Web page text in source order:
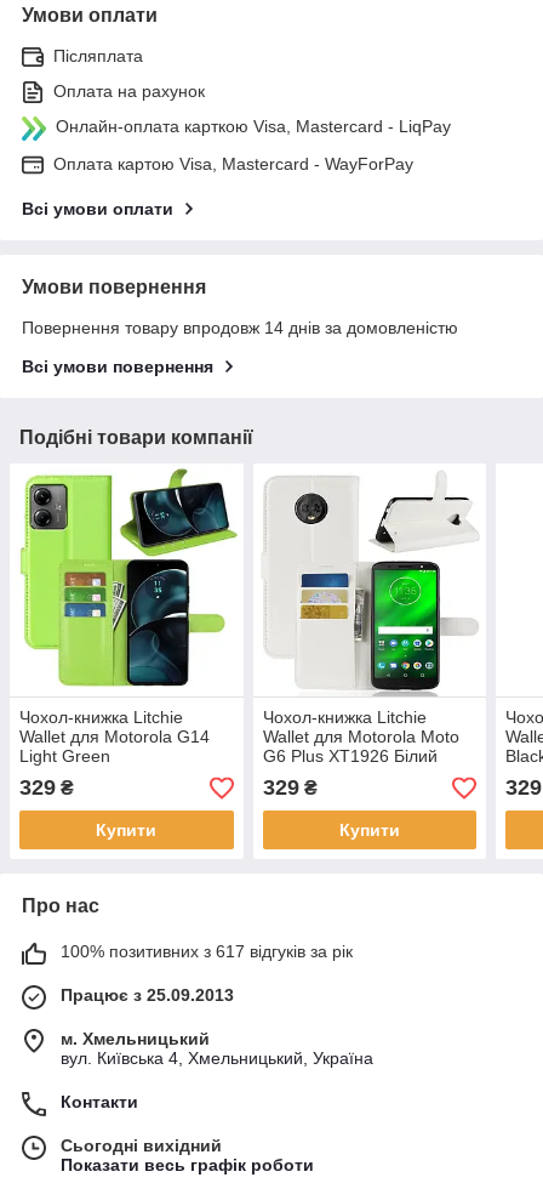
Умови оплати
Післяплата
Оплата на рахунок
Онлайн-оплата карткою Visa, Mastercard - LiqPay
Оплата картою Visa, Mastercard - WayForPay
Всі умови оплати
Умови повернення
Повернення товару впродовж 14 днів за домовленістю
Всі умови повернення
Подібні товари компанії
Чохол-книжка Litchie
Wallet для Motorola G14
Light Green
329 ₴
Купити
Чохол-книжка Litchie
Wallet для Motorola Moto
G6 Plus XT1926 Білий
329₴
Купити
329
Про нас
100% позитивних з 617 відгуків за рік
Працює з 25.09.2013
м. Хмельницький
вул. Київська 4, Хмельницький, Україна
Контакти
Сьогодні вихідний
Показати весь графік роботи